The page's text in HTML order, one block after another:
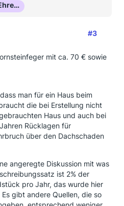
Finanzgenie (Ehrenmitglied)
#3
mit ca. 70 € sowie
man für ein Haus beim
die bei Erstellung nicht
Haus und auch bei
Rücklagen für
über den Dachschaden
angeregte Diskussion mit was
ist 2% der
pro Jahr, das wurde hier
gibt andere Quellen, die so